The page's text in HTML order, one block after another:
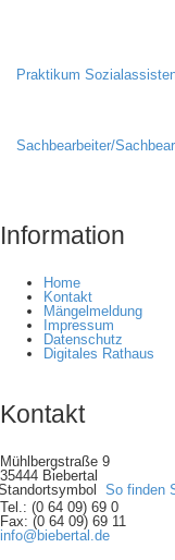
Praktikum
Sachbearbeiter/
Information
Home
Kontakt
Mängelmeldung
Impressum
Datenschutz
Digitales Rathaus
Kontakt
Mühlbergstraße 9
35444 Biebertal
So finden
Tel.: (0 64 09) 69 0
Fax: (0 64 09) 69 11
info@biebertal.de